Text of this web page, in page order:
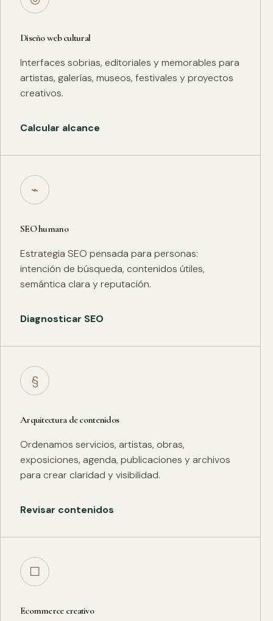
Diseño web cultural
Interfaces sobrias, editoriales y memorables para
artistas, galerías, museos, festivales y proyectos
creativos.
Calcular alcance
⌁
SEO humano
Estrategia SEO pensada para personas:
intención de búsqueda, contenidos útiles,
semántica clara y reputación.
Diagnosticar SEO
§
Arquitectura de contenidos
Ordenamos servicios, artistas, obras,
exposiciones, agenda, publicaciones y archivos
para crear claridad y visibilidad.
Revisar contenidos
□
Ecommerce creativo